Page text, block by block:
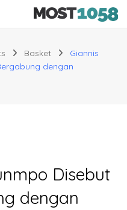
Basket
Giannis
dengan
Disebut
dengan